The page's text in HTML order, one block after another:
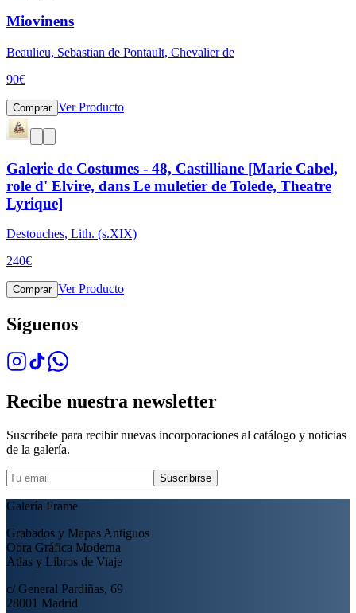
Miovinens
Beaulieu, Sebastian de Pontault, Chevalier de
90€
Comprar Ver Producto
Galerie de Costumes - 48, Castilliane [Marie Cabel,
role d' Elvire, dans Le muletier de Tolede, Theatre
Lyrique]
Destouches, Lith. (s.XIX)
240€
Comprar Ver Producto
Síguenos
Recibe nuestra newsletter
Suscríbete para recibir nuevas incorporaciones al catálogo y noticias
de la galería.
Suscribirse
Galería Frame
Grabados y Mapas Antiguos
Obra Gráfica Moderna
Atlas y Libros de Viaje
c/ General Pardiñas, 69
28001 Madrid